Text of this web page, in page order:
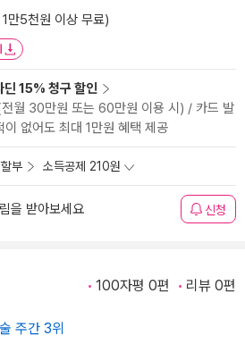
만5천원 이상 무료)
딘 15% 청구 할인
월 30만원 또는 60만원 이용 시) / 카드 발
없어도 최대 1만원 혜택 제공
부 소득공제 210원
을 받아보세요 신청
100자평 0편 리뷰 0편
주간 3위